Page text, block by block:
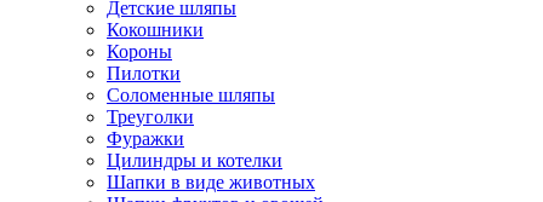
Детские шляпы
Кокошники
Короны
Пилотки
Соломенные шляпы
Треуголки
Фуражки
Цилиндры и котелки
Шапки в виде животных